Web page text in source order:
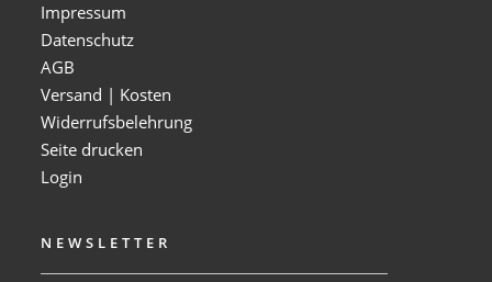
Impressum
Datenschutz
AGB
Versand | Kosten
Widerrufsbelehrung
Seite drucken
Login
NEWSLETTER